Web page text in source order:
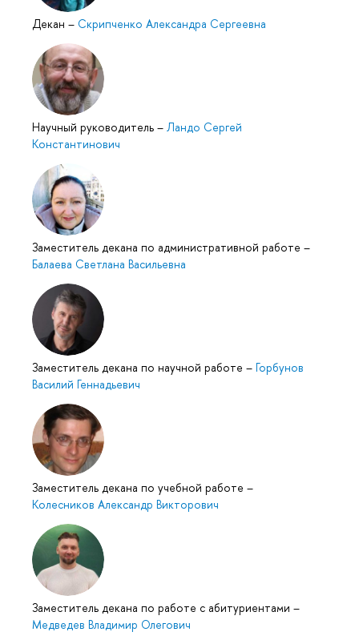
Декан – Скрипченко Александра Сергеевна
Научный руководитель – Ландо Сергей
Константинович
Заместитель декана по административной работе –
Балаева Светлана Васильевна
Заместитель декана по научной работе – Горбунов
Василий Геннадьевич
Заместитель декана по учебной работе –
Колесников Александр Викторович
Заместитель декана по работе с абитуриентами –
Медведев Владимир Олегович